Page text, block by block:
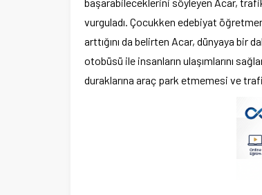
vurguladı. Çocukken edebiyat
arttığını da belirten Acar, dünyaya bir
otobüsü ile insanların ulaşımlarını
duraklarına araç park etmemesi ve